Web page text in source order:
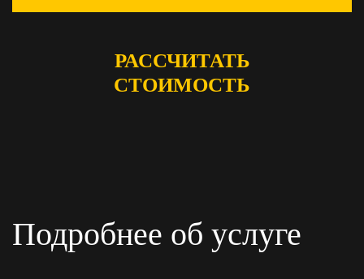
РАССЧИТАТЬ
СТОИМОСТЬ
Подробнее об услуге